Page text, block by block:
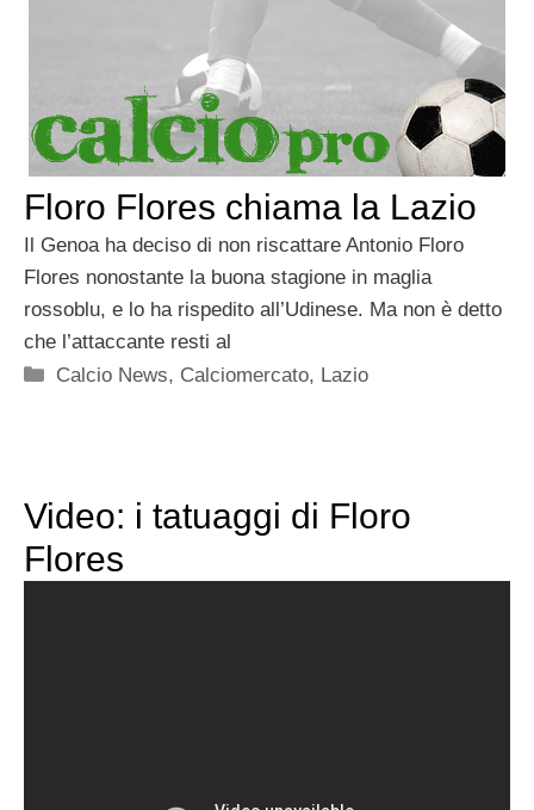
Floro Flores chiama la Lazio
Il Genoa ha deciso di non riscattare Antonio Floro
Flores nonostante la buona stagione in maglia
rossoblu, e lo ha rispedito all’Udinese. Ma non è detto
che l’attaccante resti al
Categorie
Calcio News, Calciomercato, Lazio
Video: i tatuaggi di Floro
Flores